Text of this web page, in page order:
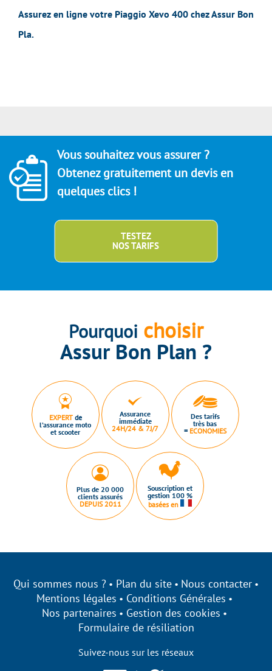
s'engage à être
des cookies qui nous permettent d’établir des
Assurez en ligne votre Piaggio Xevo 400 chez Assur Bon
Pla.
Vous souhaitez vous assurer ?
Obtenez gratuitement un devis en
quelques clics !
TESTEZ
NOS TARIFS
Pourquoi choisir
Assur Bon Plan ?
EXPERTde
l’assurance moto
et scooter
Assurance
immédiate
24H/24 & 7J/7
Des tarifs
très bas
= ECONOMIES
Plus de 20 000
clients assurés
DEPUIS 2011
Souscription et
gestion 100 %
basées en
Qui sommes nous ? Plan du site
Nous contacter
Mentions légales
Conditions Générales
Nos partenaires
Gestion des cookies
Formulaire de résiliation
Suivez-nous sur les réseaux